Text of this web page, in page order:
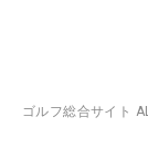
ゴルフ総合サイト